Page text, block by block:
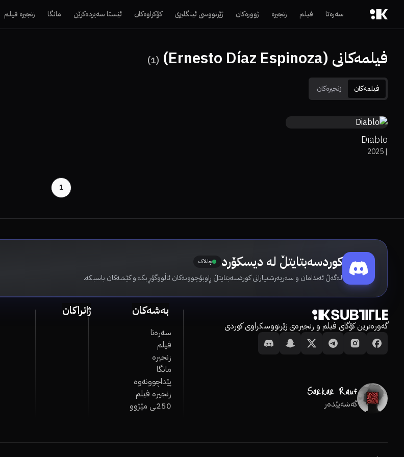
سەرەتا فیلم زنجیرە ژوورەکان ژێرنووسی ئینگلیزی کۆکراوەکان ئێستا سەیردەکرێن مانگا زنجیرە فیلم
فیلمەکانی (Ernesto Díaz Espinoza) (
1
)
فیلمەکان زنجیرەکان 5.6
71%
0%
Diablo
|
2025
1
کوردسەبتایتڵ لە دیسکۆرد چالاک
لەگەڵ ئەندامان و سەرپەرشتیارانی کوردسەبتایتڵ ڕاوبۆچوونەکان ئاڵووگۆڕ بکە و کێشەکان باسبکە.
گەورەترین کۆگای فیلم و زنجیرەی ژێرنووسکراوی کوردی
گەشەپێدەر
بەشەکان
سەرەتا
فیلم
زنجیرە
مانگا
پێداچوونەوە
زنجیرە فیلم
250ـی مێژوو
ژانراکان